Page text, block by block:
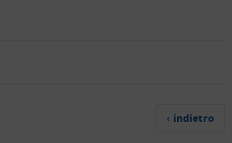
‹ indietro